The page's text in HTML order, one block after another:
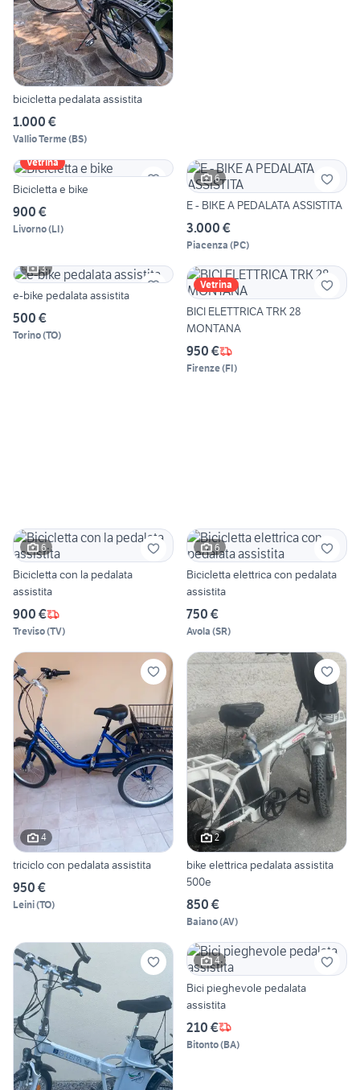
bicicletta pedalata assistita
1.000 €
Vallio Terme(BS)
Vetrina
Bicicletta e bike
900 €
Livorno(LI)
6
E - BIKE A PEDALATA ASSISTITA
3.000 €
Piacenza (PC)
3
e-bike pedalata assistita
500 €
Torino(TO)
Vetrina
BICI ELETTRICA TRK 28
MONTANA
950 €
Firenze(FI)
6
Bicicletta con la pedalata
assistita
900 €
Treviso(TV)
6
Bicicletta elettrica con pedalata
assistita
750 €
Avola (SR)
4
triciclo con pedalata assistita
950 €
Leini(TO)
2
bike elettrica pedalata assistita
500e
850 €
Baiano(AV)
4
Bici pieghevole pedalata
assistita
210 €
Bitonto(BA)